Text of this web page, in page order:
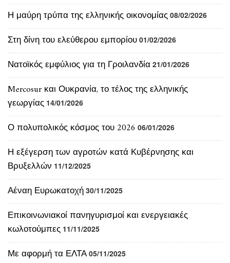
Η μαύρη τρύπα της ελληνικής οικονομίας 08/02/2026
Στη δίνη του ελεύθερου εμπορίου 01/02/2026
Νατοϊκός εμφύλιος για τη Γροιλανδία 21/01/2026
Mercosur και Ουκρανία, το τέλος της ελληνικής
γεωργίας 14/01/2026
Ο πολυπολικός κόσμος του 2026 06/01/2026
Η εξέγερση των αγροτών κατά Κυβέρνησης και
Βρυξελλών 11/12/2025
Αέναη Ευρωκατοχή 30/11/2025
Επικοινωνιακοί πανηγυρισμοί και ενεργειακές
κωλοτούμπες 11/11/2025
Με αφορμή τα ΕΛΤΑ 05/11/2025